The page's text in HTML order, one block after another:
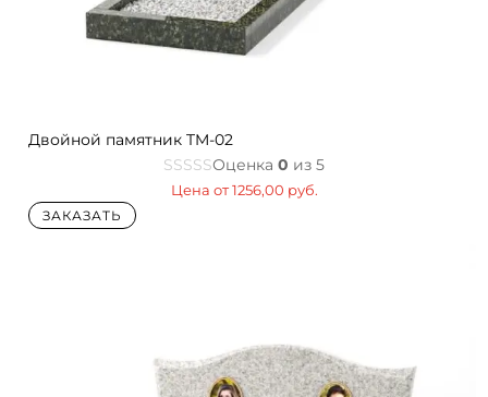
Двойной памятник TM-02
Оценка 0 из 5
Цена от1256,00 руб.
ЗАКАЗАТЬ